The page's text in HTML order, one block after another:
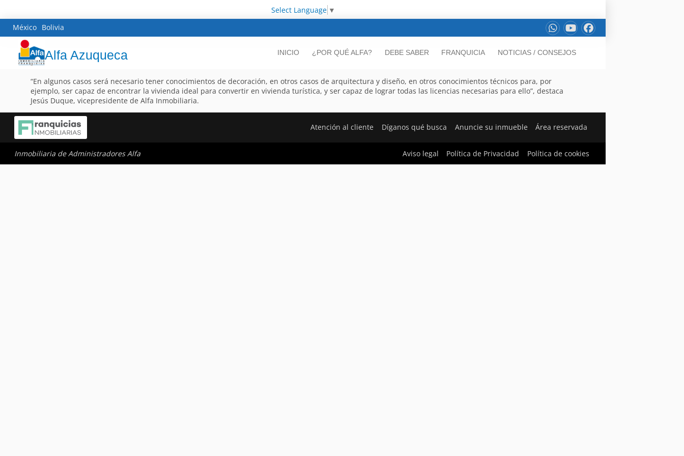
Select Language ▼
México Bolivia
Alfa Azuqueca INICIO ¿POR QUÉ ALFA? DEBE SABER FRANQUICIA NOTICIAS / CONSEJOS
“En algunos casos será necesario tener conocimientos de decoración, en otros casos de arquitectura y diseño, en otros conocimientos técnicos para, por
ejemplo, ser capaz de encontrar la vivienda ideal para convertir en vivienda turística, y ser capaz de lograr todas las licencias necesarias para ello”, destaca
Jesús Duque, vicepresidente de Alfa Inmobiliaria.
Atención al cliente Díganos qué busca Anuncie su inmueble Área reservada
Inmobiliaria de Administradores Alfa Aviso legal Política de Privacidad Política de cookies